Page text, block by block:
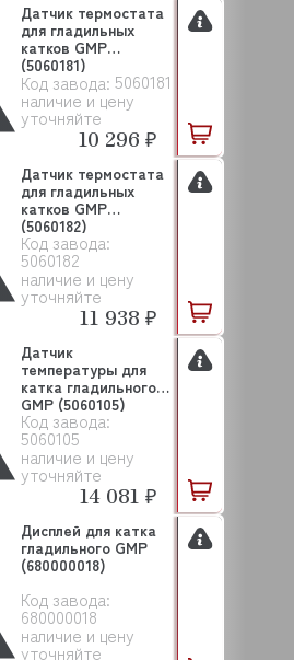
Код завода: 5060181
наличие и цену
уточняйте
Датчик термостата
для гладильных
катков GMP
(5060181)
10 296 ₽
Код завода:
5060182
наличие и цену
уточняйте
Датчик термостата
для гладильных
катков GMP
(5060182)
11 938 ₽
Код завода:
5060105
наличие и цену
уточняйте
Датчик
температуры для
катка гладильного
GMP (5060105)
14 081 ₽
Код завода:
680000018
наличие и цену
уточняйте
Дисплей для катка
гладильного GMP
(680000018)